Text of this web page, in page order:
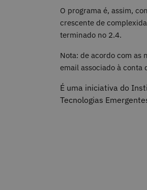
O programa é, assim,
crescente de
terminado no 2.4.
Nota: de acordo com as
email associado à conta
É uma iniciativa do
Tecnologias